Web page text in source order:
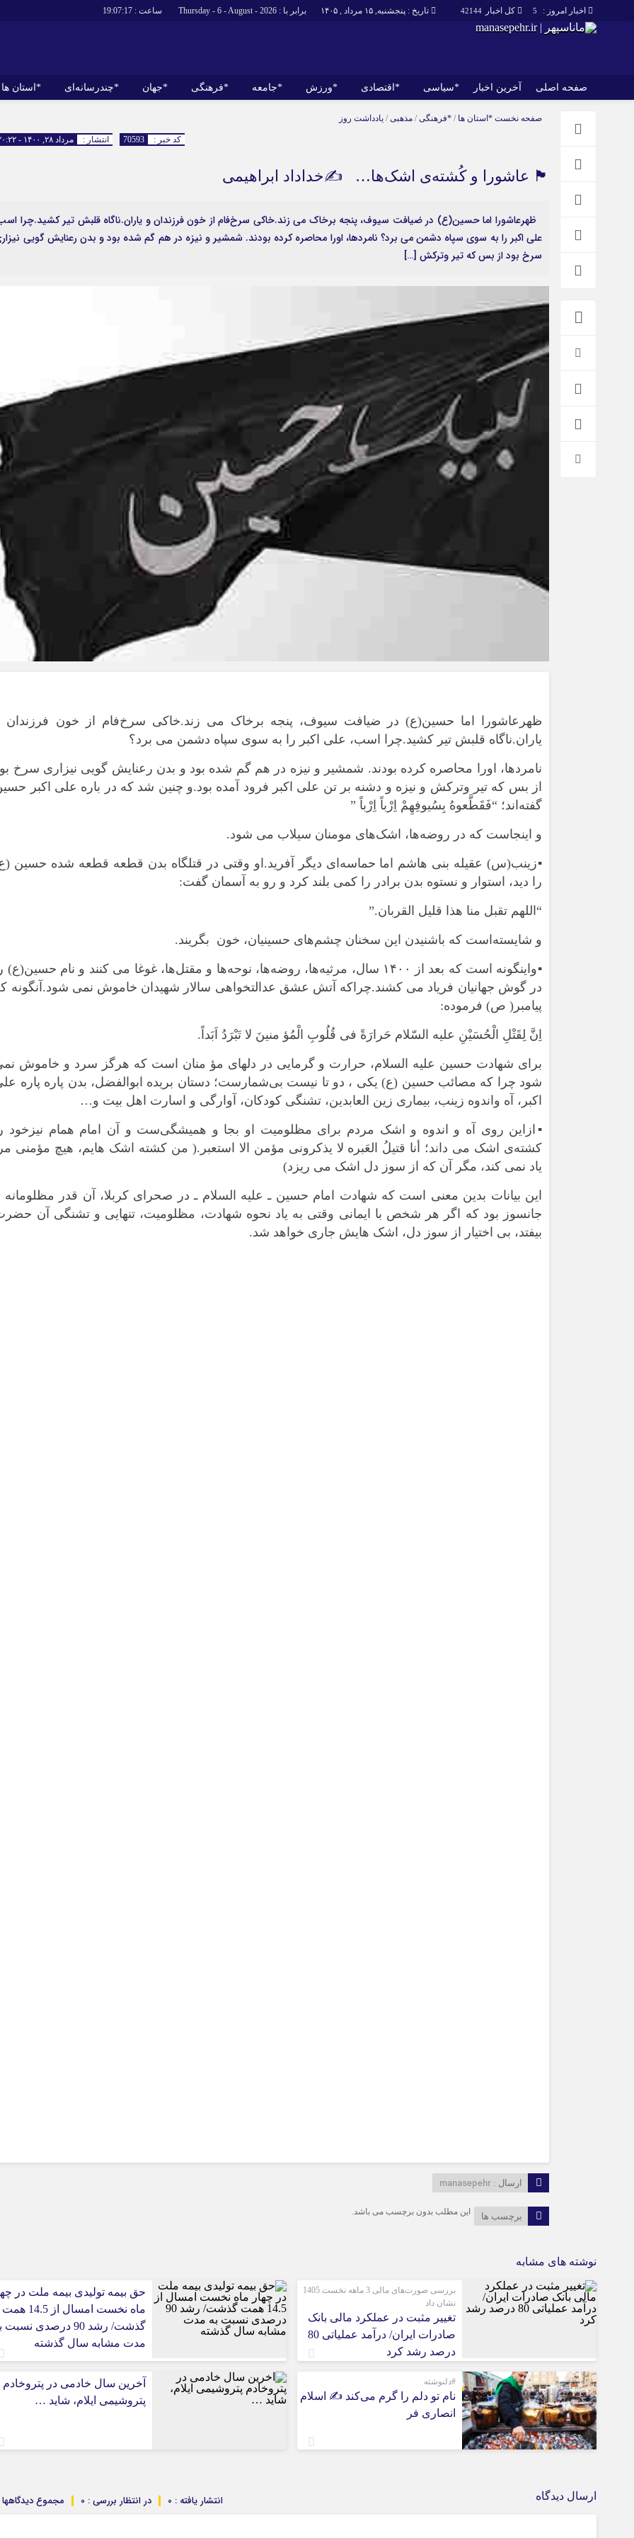
کل اخبار 42144 اخبار امروز : 5 تاریخ : پنجشنبه, ۱۵ مرداد , ۱۴۰۵ برابر با : Thursday - 6 - August - 2026 ساعت : 19:07:18
صفحه اصلی آخرین اخبار *سیاسی *اقتصادی *ورزش *جامعه *فرهنگی *جهان *چندرسانه‌ای *استان ها
آخرین اخبار
رهبر انقلاب
مجلس
احزاب و تشکلها
بانک ها
اخبار بورس
ارتباطات و
آمریکا و اروپا
*چندرسانه‌ای
فیلم
گالری
اینفوگرافی
عکس
صوت و فیلم
آذربایجان
آذربایجان غربی
بوشهر
خراسان
خوزستان
زنجان
قزوین
کهگلویه و بویر
گلستان
مازندران
مرکزی
یزد
صفحه نخست *استان ها / *فرهنگی/ مذهبی/ یادداشت روز
انتشار : مرداد ۲۸, ۱۴۰۰ - ۲۰:۲۲ کد خبر : 70593
🏴 عاشورا و کُشته‌ی اشک‌ها… ✍خداداد ابراهیمی
ظهرعاشورا اما حسین(ع) در ضیافت سیوف، پنجه برخاک می زند.خاکی سرخ‌فام از خون فرزندان و یاران.ناگاه قلبش تیر کشید.چرا
علی اکبر را به سوی سپاه دشمن می برد؟ نامردها، اورا محاصره کرده بودند. شمشیر و نیزه در هم گم شده بود و بدن رعنایش گویی
سرخ بود از بس که تیر وترکش […]
ظهرعاشورا اما حسین(ع) در ضیافت سیوف، پنجه برخاک می زند.خاکی سرخ‌فام از خون فرزندان
یاران.ناگاه قلبش تیر کشید.چرا اسب، علی اکبر را به سوی سپاه دشمن می برد؟
نامردها، اورا محاصره کرده بودند. شمشیر و نیزه در هم گم شده بود و بدن رعنایش گویی نیزاری سرخ
از بس که تیر وترکش و نیزه و دشنه بر تن علی اکبر فرود آمده بود.و چنین شد که در باره علی اکبر
گفته‌اند؛ “فَقَطَّعوهُ بِسُیوفِهِمْ اِرْباً اِرْباً ”
و اینجاست که در روضه‌ها، اشک‌های مومنان سیلاب می شود.
▪️زینب(س) عقیله بنی هاشم اما حماسه‌ای دیگر آفرید.او وقتی در قتلگاه بدن قطعه قطعه شده حسین
را دید، استوار و نستوه بدن برادر را کمی بلند کرد و رو به آسمان گفت:
“اللهم تقبل منا هذا قلیل القربان.”
و شایسته‌است که باشنیدن این سخنان چشم‌های حسینیان، خون بگریند.
▪️واینگونه است که بعد از ۱۴۰۰ سال، مرثیه‌ها، روضه‌ها، نوحه‌ها و مقتل‌ها، غوغا می کنند و نام حسین(ع) را
در گوش جهانیان فریاد می کشند.چراکه آتش عشق عدالتخواهی سالار شهیدان خاموش نمی شود.آنگونه
پیامبر( ص) فرموده:
اِنَّ لِقَتْلِ الْحُسَیْنِ علیه السّلام حَرارَةً فى قُلُوبِ الْمُؤ منینَ لا تَبْرَدُ اَبَداً.
براى شهادت حسین علیه السلام، حرارت و گرمایى در دلهاى مؤ منان است که هرگز سرد و خاموش
شود چرا که مصائب حسین (ع) یکی ، دو تا نیست بی‌شمارست؛ دستان بریده‌ ابوالفضل، بدن پاره پاره
اکبر، آه واندوه زینب، بیماری زین العابدین، تشنگی کودکان، آوارگی و اسارت اهل بیت و…
▪️ازاین روی آه و اندوه و اشک مردم برای مظلومیت او بجا و همیشگی‌ست و آن امام همام نیزخود را
کشته‌ی اشک می داند؛ أنا قتیلُ العَبره لا یذکرونی مؤمن الا استعبر.( من کشته اشک هایم، هیچ مؤمنی مرا
یاد نمی کند، مگر آن که از سوز دل اشک می ریزد)
این بیانات بدین معنی است که شهادت امام حسین ـ علیه السلام ـ در صحرای کربلا، آن قدر مظلومانه
جانسوز بود که اگر هر شخص با ایمانی وقتی به یاد نحوه شهادت، مظلومیت، تنهایی و تشنگی آن
بیفتد، بی اختیار از سوز دل، اشک هایش جاری خواهد شد.
ارسال : manasepehr
برچسب ها این مطلب بدون برچسب می باشد.
نوشته های مشابه
بررسی صورت‌های مالی 3 ماهه نخست 1405
نشان داد
تغییر مثبت در عملکرد مالی بانک
صادرات ایران/ درآمد عملیاتی 80
درصد رشد کرد
حق بیمه تولیدی بیمه ملت در
ماه نخست امسال از 14.5 همت
گذشت/ رشد 90 درصدی نسبت
مدت مشابه سال گذشته
#دلنوشته
نام تو دلم را گرم می‌کند ✍️ اسلام
انصاری فر
آخرین سال خادمی در پتروخادم
پتروشیمی ایلام، شاید …
ارسال دیدگاه مجموع دیدگاهها : در انتظار بررسی : 0 انتشار یافته : 0